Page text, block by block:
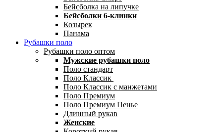
Бейсболка на липучке
Бейсболки 6-клинки
Козырек
Панама
Рубашки поло
Рубашки поло оптом
Мужские рубашки поло
Поло стандарт
Поло Классик
Поло Классик с манжетами
Поло Премиум
Поло Премиум Пенье
Длинный рукав
Женские